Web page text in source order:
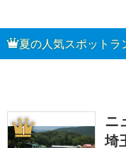
夏の人気スポットラ
1
ニ
埼